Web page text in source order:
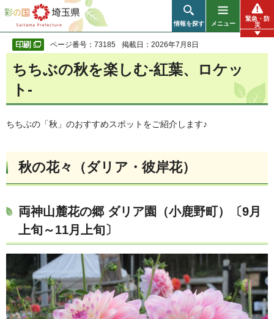
彩の国 埼玉県
情報を探す メニュー
緊急・防
災
ページ番号：73185 掲載日：2026年7月8日
ちちぶの秋を楽しむ-紅葉、ロケッ
ト-
ちちぶの「秋」のおすすめスポットをご紹介します♪
秋の花々（ダリア・彼岸花）
両神山麓花の郷 ダリア園（小鹿野町）〔9月
上旬～11月上旬〕